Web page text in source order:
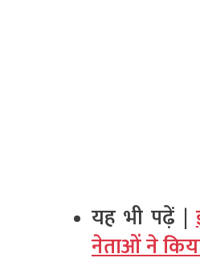
यह भी पढ़ें |
नेताओं ने